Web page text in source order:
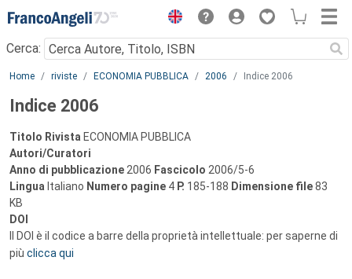
Menu
Cerca:
Main content
Home riviste ECONOMIA PUBBLICA 2006 Indice 2006
Indice 2006
Titolo Rivista ECONOMIA PUBBLICA
Autori/Curatori
Anno di pubblicazione 2006 Fascicolo 2006/5-6
Lingua Italiano Numero pagine 4 P. 185-188 Dimensione file83
KB
DOI
Il DOI è il codice a barre della proprietà intellettuale: per saperne di
più clicca qui